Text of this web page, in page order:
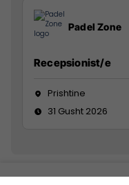
Padel Zone
Recepsionist/e
Prishtine
31 Gusht 2026